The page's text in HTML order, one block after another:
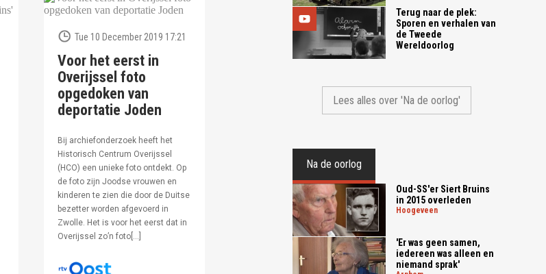
Tue 10 December 2019 17:21
Voor het eerst in
Overijssel foto
opgedoken van
deportatie Joden
Bij archiefonderzoek heeft het
Historisch Centrum Overijssel
(HCO) een unieke foto ontdekt. Op
de foto zijn Joodse vrouwen en
kinderen te zien die door de Duitse
bezetter worden afgevoerd in
Zwolle. Het is voor het eerst dat in
Overijssel zo’n foto[…]
Terug naar de plek:
Sporen en verhalen van
de Tweede
Wereldoorlog
Lees alles over 'Na de oorlog'
Na de oorlog
Oud-SS'er Siert Bruins
in 2015 overleden
hoogeveen
'Er was geen samen,
iedereen was alleen en
niemand sprak'